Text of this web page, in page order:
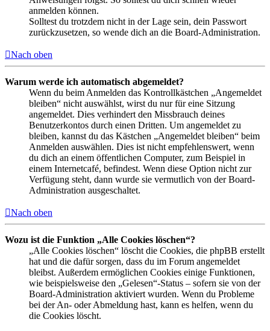
anmelden können.
Solltest du trotzdem nicht in der Lage sein, dein Passwort
zurückzusetzen, so wende dich an die Board-Administration.
Nach oben
Warum werde ich automatisch abgemeldet?
Wenn du beim Anmelden das Kontrollkästchen „Angemeldet
bleiben“ nicht auswählst, wirst du nur für eine Sitzung
angemeldet. Dies verhindert den Missbrauch deines
Benutzerkontos durch einen Dritten. Um angemeldet zu
bleiben, kannst du das Kästchen „Angemeldet bleiben“ beim
Anmelden auswählen. Dies ist nicht empfehlenswert, wenn
du dich an einem öffentlichen Computer, zum Beispiel in
einem Internetcafé, befindest. Wenn diese Option nicht zur
Verfügung steht, dann wurde sie vermutlich von der Board-
Administration ausgeschaltet.
Nach oben
Wozu ist die Funktion „Alle Cookies löschen“?
„Alle Cookies löschen“ löscht die Cookies, die phpBB erstellt
hat und die dafür sorgen, dass du im Forum angemeldet
bleibst. Außerdem ermöglichen Cookies einige Funktionen,
wie beispielsweise den „Gelesen“-Status – sofern sie von der
Board-Administration aktiviert wurden. Wenn du Probleme
bei der An- oder Abmeldung hast, kann es helfen, wenn du
die Cookies löscht.